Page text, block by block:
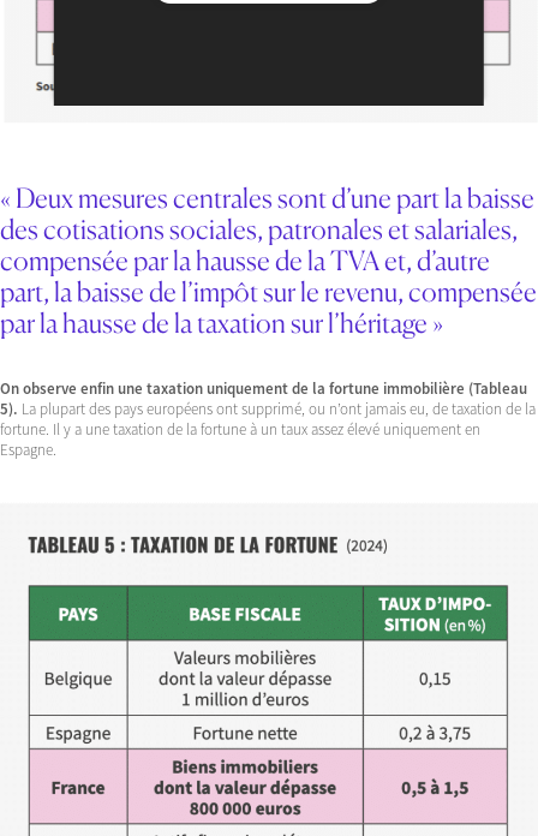
« Deux mesures centrales sont d’une part la baisse
des cotisations sociales, patronales et salariales,
compensée par la hausse de la TVA et, d’autre
part, la baisse de l’impôt sur le revenu, compensée
par la hausse de la taxation sur l’héritage »
On observe enfin une taxation uniquement de la fortune immobilière (Tableau
5). La plupart des pays européens ont supprimé, ou n’ont jamais eu, de taxation de la
fortune. Il y a une taxation de la fortune à un taux assez élevé uniquement en
Espagne.